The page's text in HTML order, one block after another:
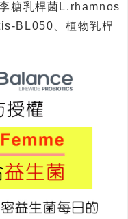
糖乳桿菌L.rhamnos
BL050、植物乳桿